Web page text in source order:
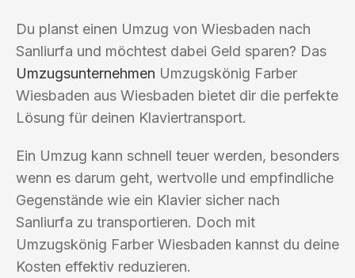
Du planst einen Umzug von Wiesbaden nach
Sanliurfa und möchtest dabei Geld sparen? Das
Umzugsunternehmen Umzugskönig Farber
Wiesbaden aus Wiesbaden bietet dir die perfekte
Lösung für deinen Klaviertransport.
Ein Umzug kann schnell teuer werden, besonders
wenn es darum geht, wertvolle und empfindliche
Gegenstände wie ein Klavier sicher nach
Sanliurfa zu transportieren. Doch mit
Umzugskönig Farber Wiesbaden kannst du deine
Kosten effektiv reduzieren.